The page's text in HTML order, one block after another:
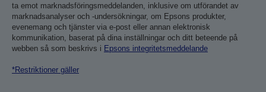
ta emot marknadsföringsmeddelanden, inklusive om utförandet av
marknadsanalyser och -undersökningar, om Epsons produkter,
evenemang och tjänster via e-post eller annan elektronisk
kommunikation, baserat på dina inställningar och ditt beteende på
webben så som beskrivs i Epsons integritetsmeddelande
*Restriktioner gäller